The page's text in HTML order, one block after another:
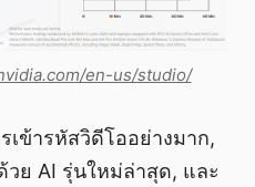
en-us/studio/
เข้ารหัสวิดีโออย่างมาก,
วย AI รุ่นใหม่ล่าสุด, และ